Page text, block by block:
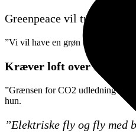
Greenpeace vil trække
”Vi vil have en grøn og retfærdig
Kræver loft over KLM’s
”Grænsen for CO2 udledning skal
hun.
”Elektriske fly og fly med